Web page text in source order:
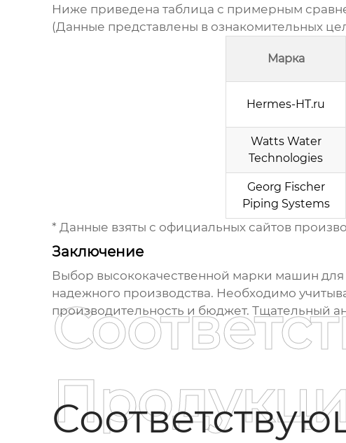
Ниже приведена таблица с примерным
(Данные представлены в ознакомительных
Марка
Hermes-HT.ru
Watts Water
Technologies
Georg Fischer
Piping Systems
* Данные взяты с официальных сайтов
Заключение
Выбор высококачественной марки машин
надежного производства. Необходимо
производительность и бюджет. Тщательный